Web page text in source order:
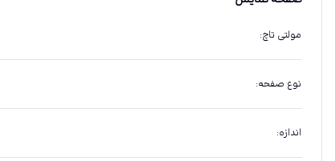
مولتی تاچ:
نوع صفحه:
اندازه: